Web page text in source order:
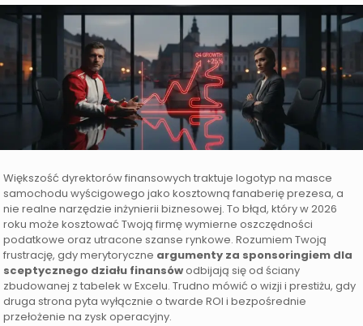
Większość dyrektorów finansowych traktuje logotyp na masce
samochodu wyścigowego jako kosztowną fanaberię prezesa, a
nie realne narzędzie inżynierii biznesowej. To błąd, który w 2026
roku może kosztować Twoją firmę wymierne oszczędności
podatkowe oraz utracone szanse rynkowe. Rozumiem Twoją
frustrację, gdy merytoryczne argumenty za sponsoringiem dla
sceptycznego działu finansówodbijają się od ściany
zbudowanej z tabelek w Excelu. Trudno mówić o wizji i prestiżu, gdy
druga strona pyta wyłącznie o twarde ROI i bezpośrednie
przełożenie na zysk operacyjny.